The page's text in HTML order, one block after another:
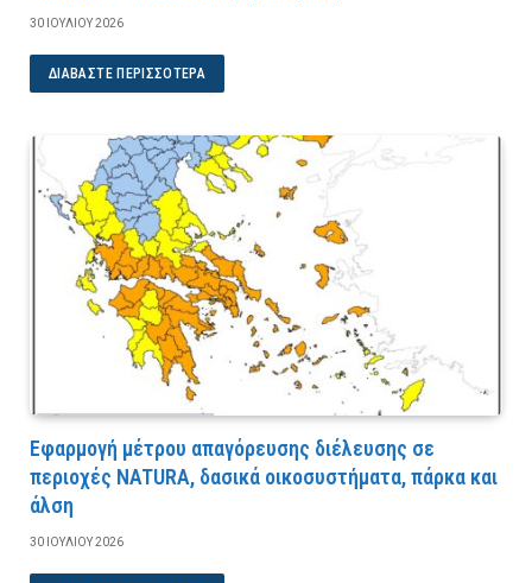
30 ΙΟΥΛΊΟΥ 2026
ΔΙΑΒΆΣΤΕ ΠΕΡΙΣΣΌΤΕΡΑ
Εφαρμογή μέτρου απαγόρευσης διέλευσης σε
περιοχές NATURA, δασικά οικοσυστήματα, πάρκα και
άλση
30 ΙΟΥΛΊΟΥ 2026